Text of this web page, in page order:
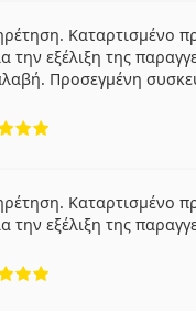
Καταρτισμένο
την εξέλιξη της
Προσεγμένη
Καταρτισμένο
την εξέλιξη της